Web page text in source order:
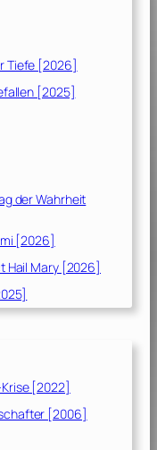
Tiefe [2026]
[2025]
der Wahrheit
[2026]
Hail Mary [2026]
[2022]
[2006]